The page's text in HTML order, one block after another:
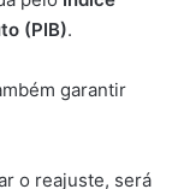
(PIB).
garantir
o reajuste, será